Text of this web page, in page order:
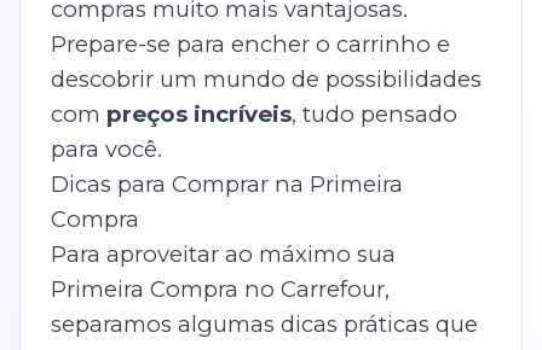
compras muito mais vantajosas.
Prepare-se para encher o carrinho e
descobrir um mundo de possibilidades
com preços incríveis, tudo pensado
para você.
Dicas para Comprar na Primeira
Compra
Para aproveitar ao máximo sua
Primeira Compra no Carrefour,
separamos algumas dicas práticas que